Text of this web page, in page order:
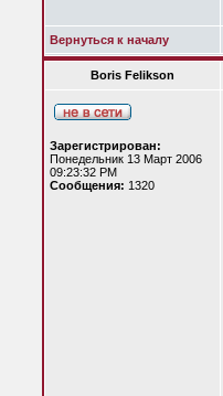
Вернуться к началу
Boris Felikson
Зарегистрирован:
Понедельник 13 Март 2006
09:23:32 PM
Сообщения: 1320